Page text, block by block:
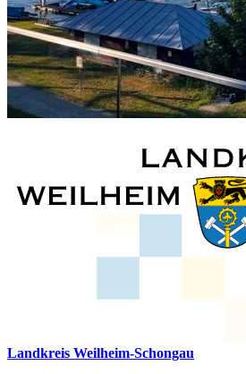
Landkreis Weilheim-Schongau